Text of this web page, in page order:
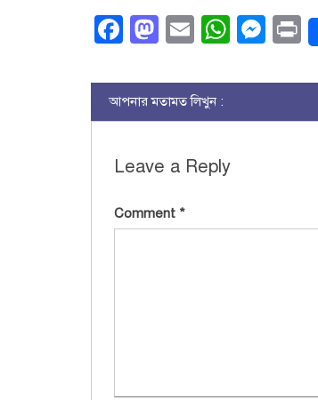
Facebook
Mastodon
Email
আপনার মতামত লিখুন :
Leave a Reply
Comment *